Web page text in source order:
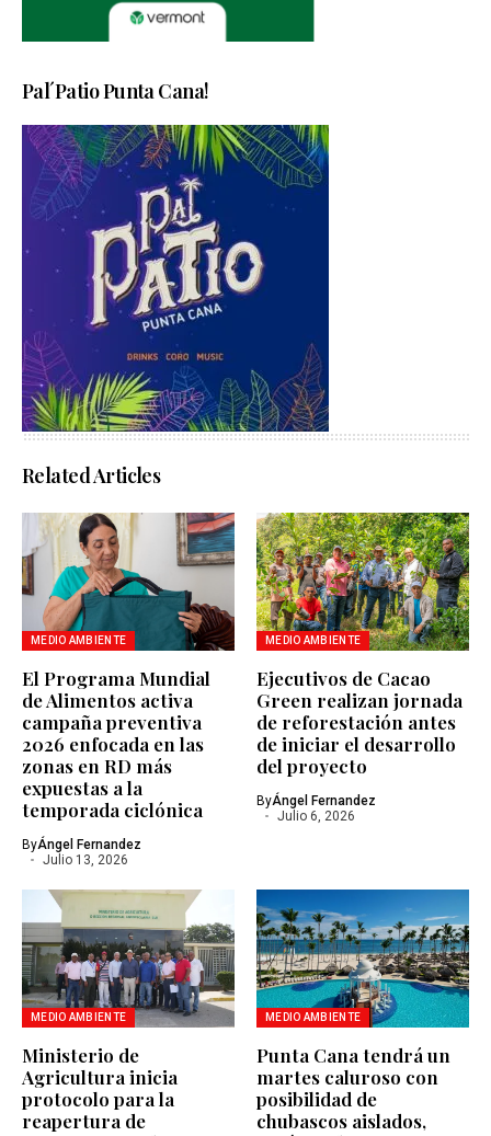
Pal´Patio Punta Cana!
Related Articles
MEDIO AMBIENTE
El Programa Mundial
de Alimentos activa
campaña preventiva
2026 enfocada en las
zonas en RD más
expuestas a la
temporada ciclónica
ByÁngel Fernandez
Julio 13, 2026
MEDIO AMBIENTE
Ejecutivos de Cacao
Green realizan jornada
de reforestación antes
de iniciar el desarrollo
del proyecto
ByÁngel Fernandez
Julio 6, 2026
MEDIO AMBIENTE
Ministerio de
Agricultura inicia
protocolo para la
reapertura de
MEDIO AMBIENTE
Punta Cana tendrá un
martes caluroso con
posibilidad de
chubascos aislados,